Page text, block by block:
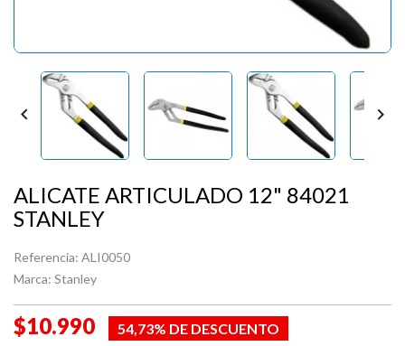
 
ALICATE ARTICULADO 12" 84021
STANLEY
Referencia: ALI0050
Marca: Stanley
$10.990
54,73% DE DESCUENTO